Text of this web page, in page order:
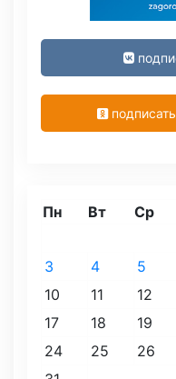
Пн Вт Ср
3
4 5
10
11 12
17
18 19
24
25 26